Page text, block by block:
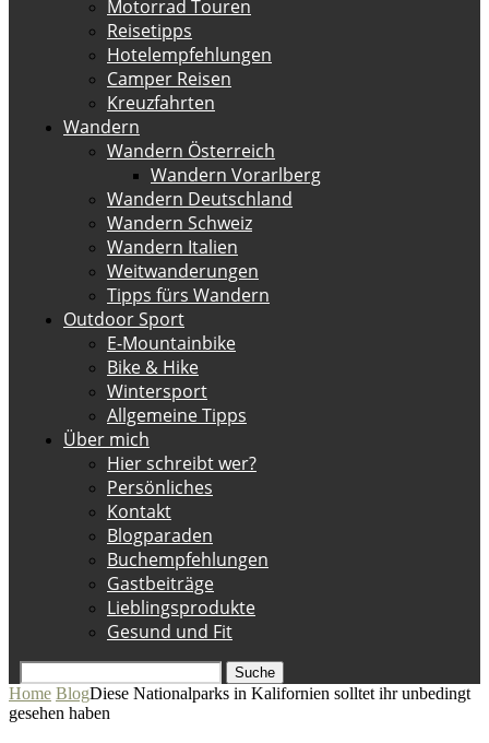
Motorrad Touren
Reisetipps
Hotelempfehlungen
Camper Reisen
Kreuzfahrten
Wandern
Wandern Österreich
Wandern Vorarlberg
Wandern Deutschland
Wandern Schweiz
Wandern Italien
Weitwanderungen
Tipps fürs Wandern
Outdoor Sport
E-Mountainbike
Bike & Hike
Wintersport
Allgemeine Tipps
Über mich
Hier schreibt wer?
Persönliches
Kontakt
Blogparaden
Buchempfehlungen
Gastbeiträge
Lieblingsprodukte
Gesund und Fit
Suche
Home BlogDiese Nationalparks in Kalifornien solltet ihr unbedingt
gesehen haben